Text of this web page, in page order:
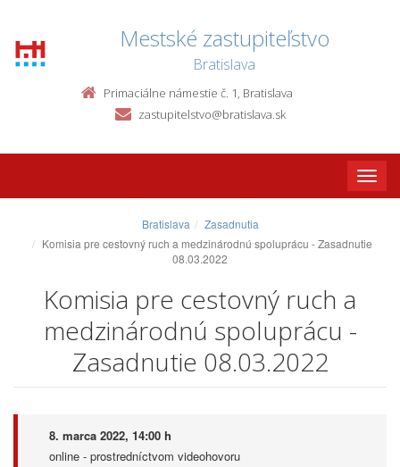
Mestské zastupiteľstvo
Bratislava
Primaciálne námestie č. 1, Bratislava
zastupitelstvo@bratislava.sk
Toggle
Bratislava
Zasadnutia
Komisia pre cestovný ruch a medzinárodnú spoluprácu - Zasadnutie
08.03.2022
Komisia pre cestovný ruch a
medzinárodnú spoluprácu -
Zasadnutie 08.03.2022
8. marca 2022, 14:00 h
online - prostredníctvom videohovoru